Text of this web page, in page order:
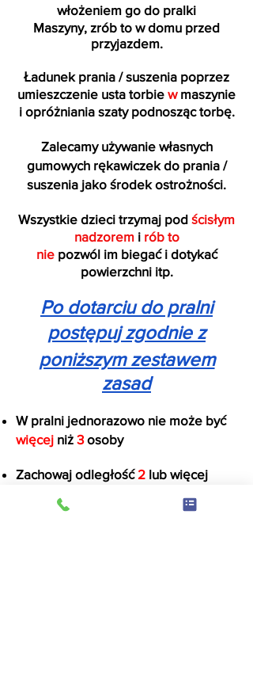
włożeniem go do pralki
Maszyny, zrób to w domu przed
przyjazdem.
Ładunek prania / suszenia poprzez
umieszczenie usta torbie wmaszynie
i opróżniania szaty podnosząc torbę.
Zalecamy używanie własnych
gumowych rękawiczek do prania /
suszenia jako środek ostrożności.
Wszystkie dzieci trzymaj pod ścisłym
nadzoremi rób to
niepozwól im biegać i dotykać
powierzchni itp.
Po dotarciu do pralni
postępuj zgodnie z
poniższym zestawem
zasad
W pralni jednorazowo nie może być
więcej niż 3osoby
Zachowaj odległość 2 lub więcej
klientami.